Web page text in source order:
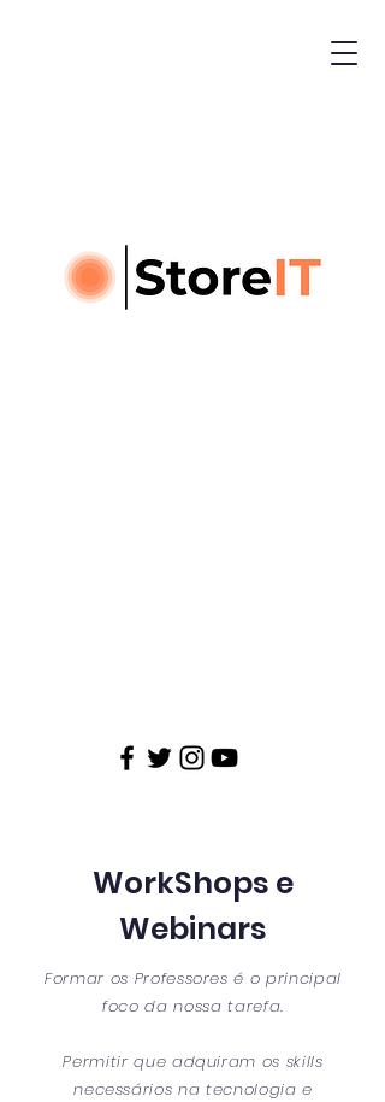
WorkShops e
Webinars
Formar os Professores é o principal
foco da nossa tarefa.
Permitir que adquiram os skills
necessários na tecnologia e